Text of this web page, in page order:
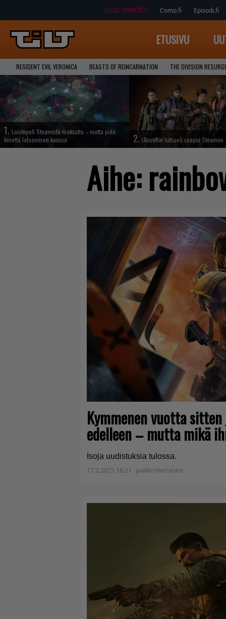
Como.fi Episodi.fi
ETUSIVU
RESIDENT EVIL VERONICA BEASTS OF REINCARNATION THE DIVISION
1. Loistopeli Steamistä maksutta – mutta pidä
kiirettä lataamisen kanssa
2. Ubisoftin hittipeli saapui Steamiin
Aihe:
Kymmenen vuotta
edelleen – mutta mikä
Isoja uudistuksia tulossa.
17.2.2025 16:21
Jaakko Herranen